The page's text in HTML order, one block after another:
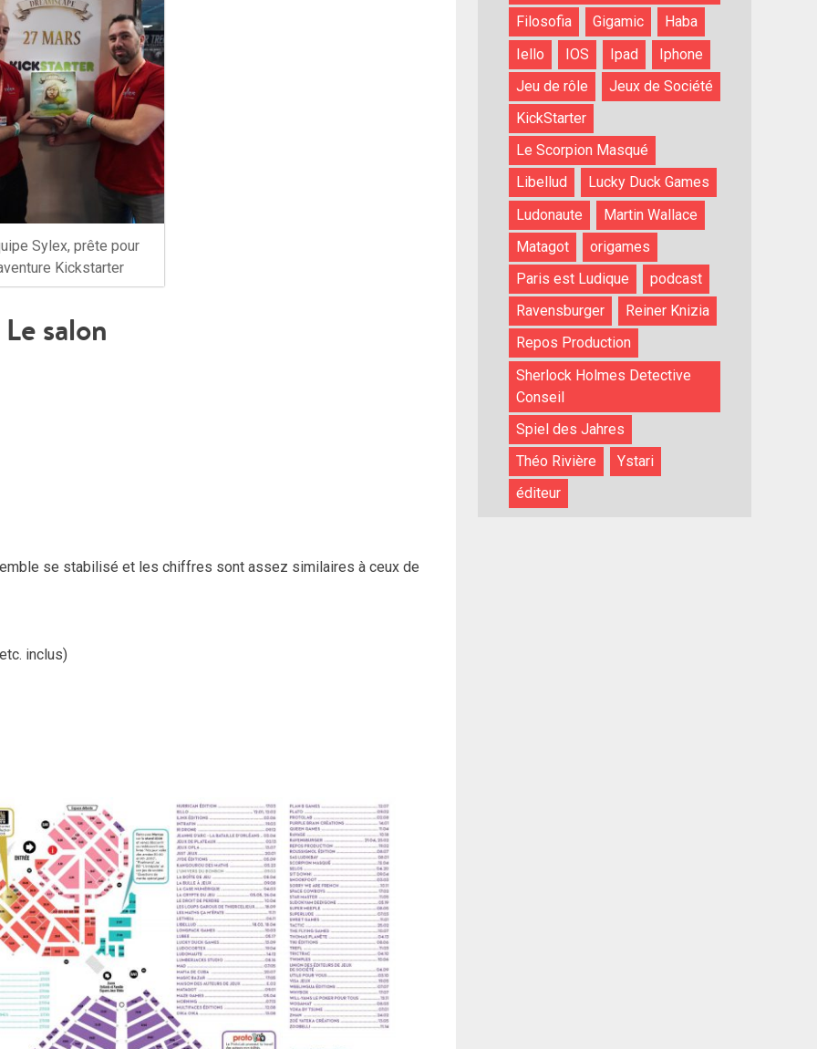
Sylex, prête pour
Kickstarter
Le salon
se stabilisé et les chiffres sont assez similaires à ceux de
inclus)
Filosofia
Gigamic
Haba
Iello
IOS Ipad
Iphone
Jeu de rôle
Jeux de Société
KickStarter
Le Scorpion Masqué
Libellud
Lucky Duck Games
Ludonaute
Martin Wallace
Matagot
origames
Paris est Ludique
podcast
Ravensburger
Reiner Knizia
Repos Production
Sherlock Holmes Detective
Conseil
Spiel des Jahres
Théo Rivière
Ystari
éditeur